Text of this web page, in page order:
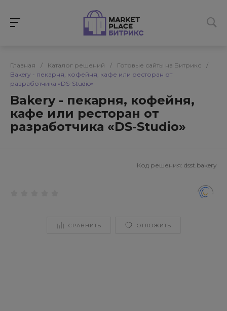
Главная / Каталог решений / Готовые сайты на Битрикс
/
Bakery - пекарня, кофейня, кафе или ресторан от
разработчика «DS-Studio»
Bakery - пекарня, кофейня,
кафе или ресторан от
разработчика «DS-Studio»
Код решения: dsst.bakery
СРАВНИТЬ ОТЛОЖИТЬ